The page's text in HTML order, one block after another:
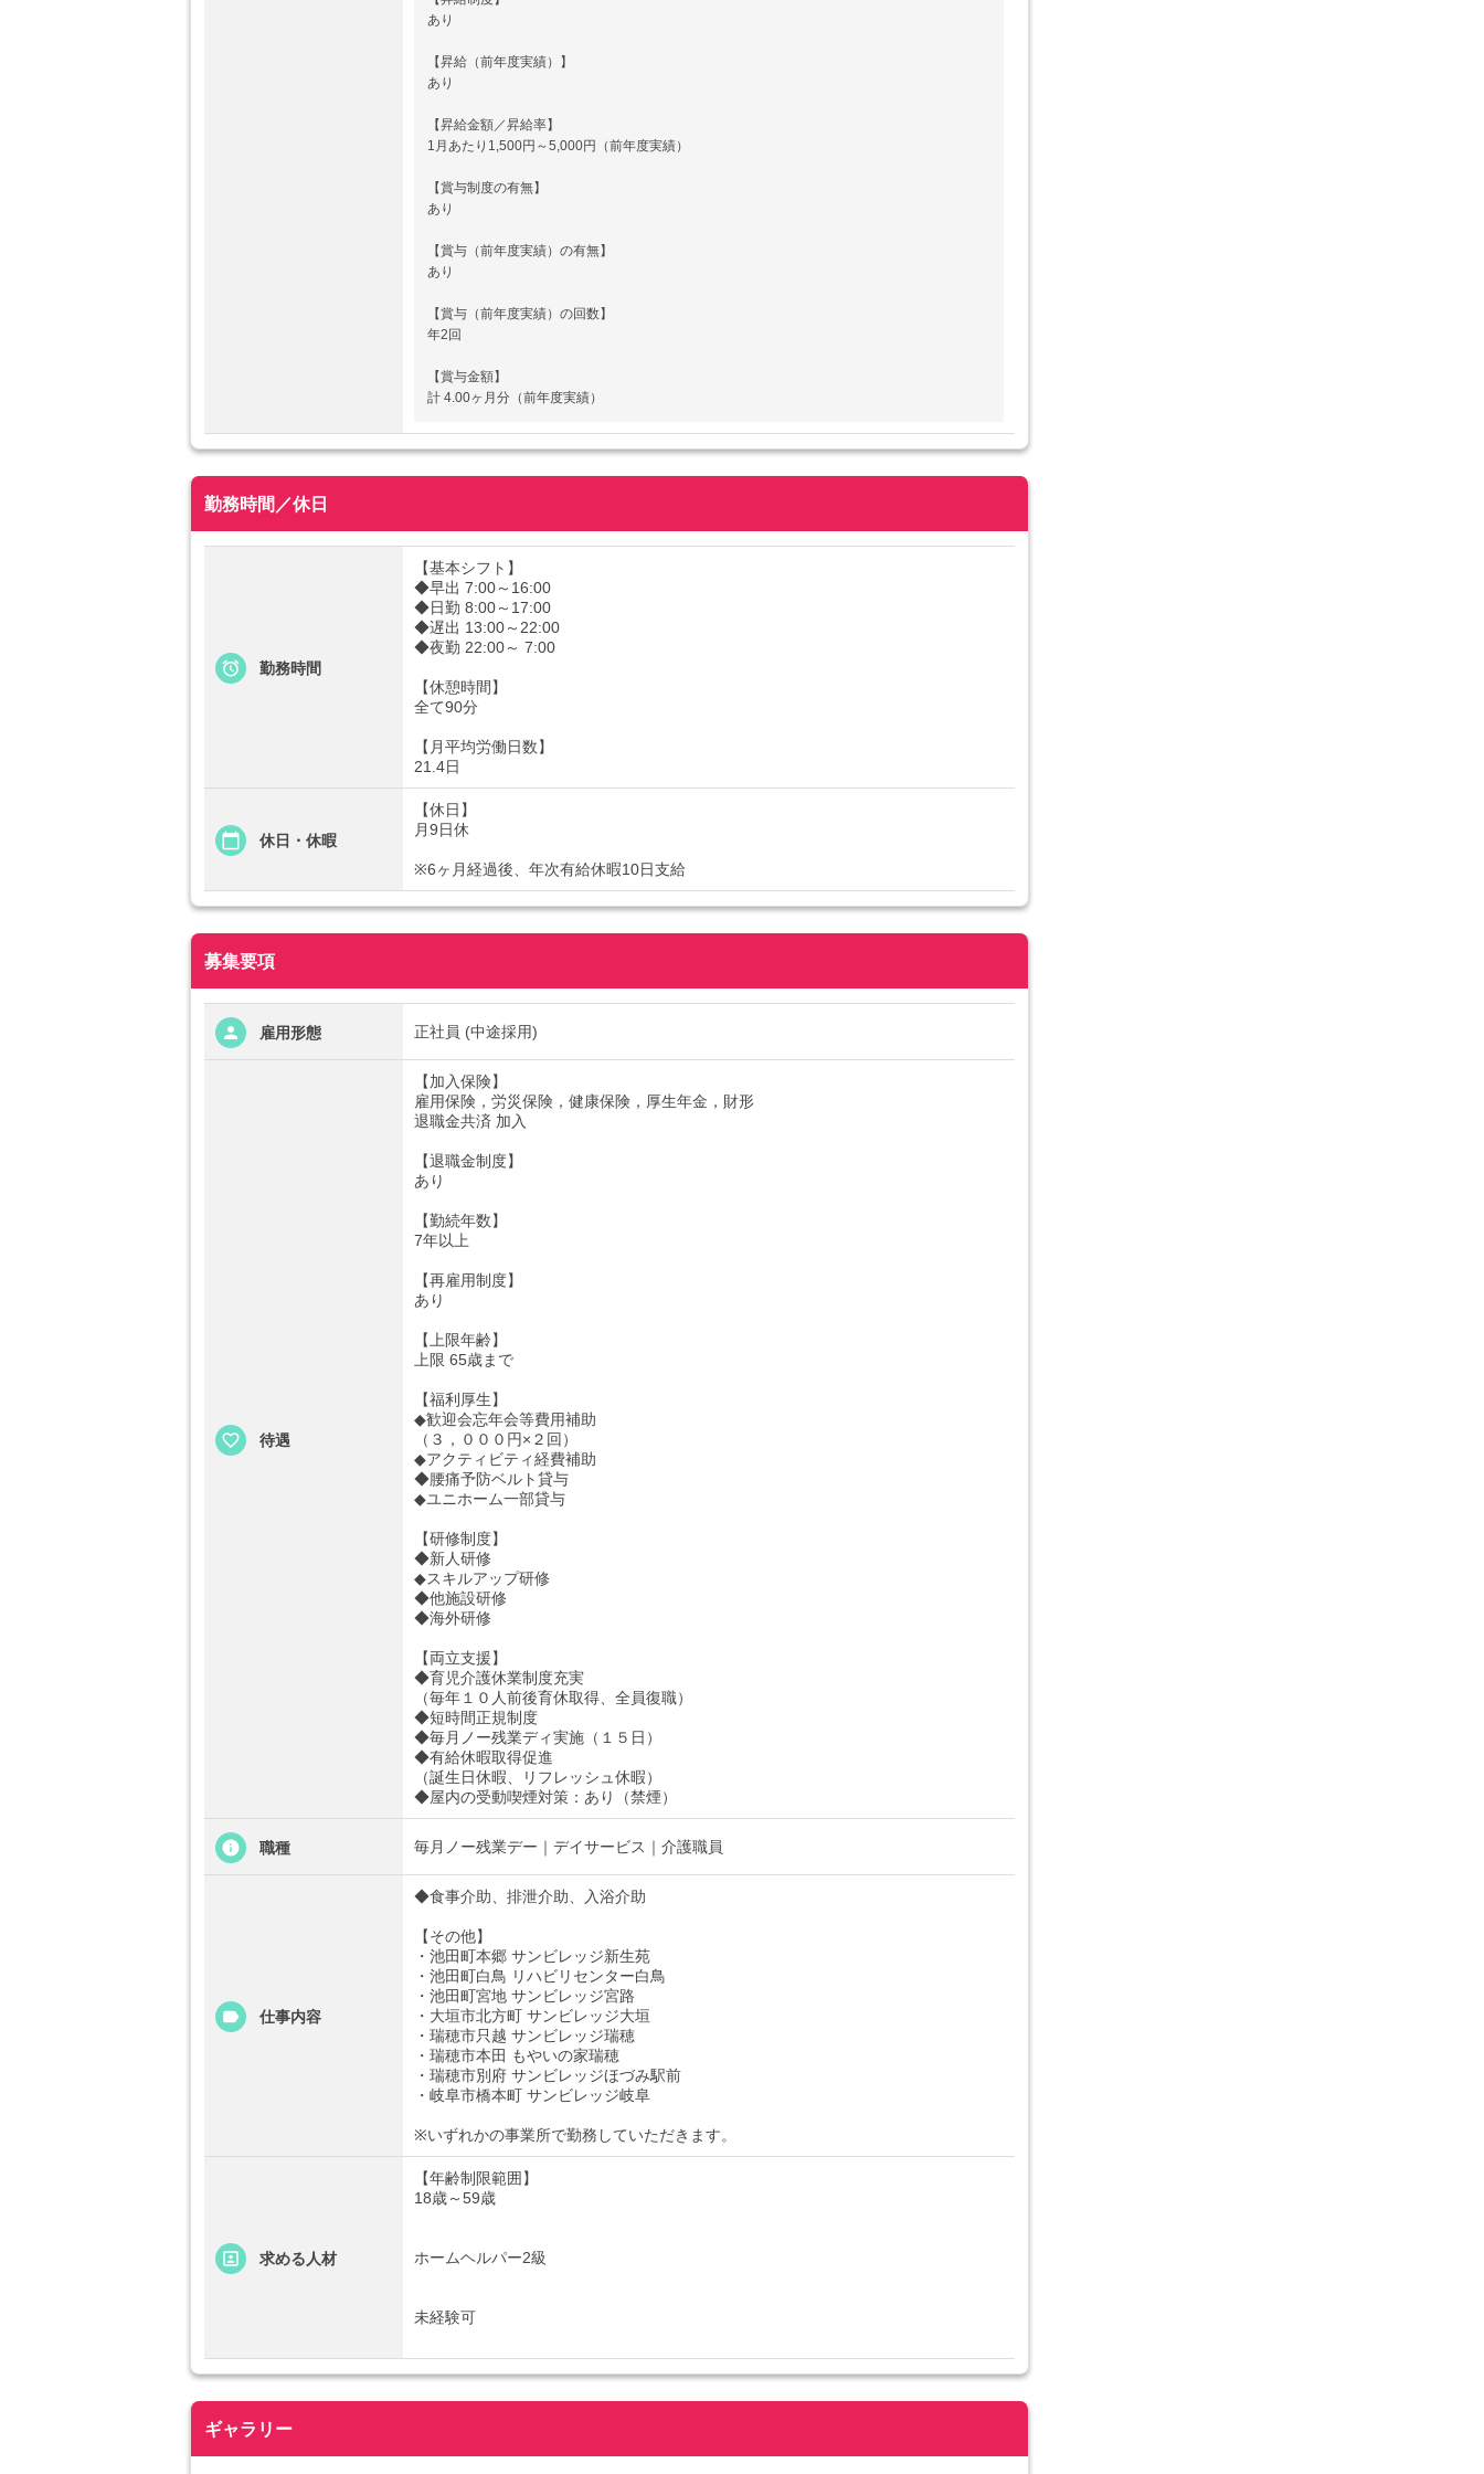
あり
【昇給（前年度実績）】
あり
【昇給金額／昇給率】
1月あたり1,500円～5,000円（前年度実績）
【賞与制度の有無】
あり
【賞与（前年度実績）の有無】
あり
【賞与（前年度実績）の回数】
年2回
【賞与金額】
計 4.00ヶ月分（前年度実績）
勤務時間／休日
勤務時間
【基本シフト】
◆早出 7:00～16:00
◆日勤 8:00～17:00
◆遅出 13:00～22:00
◆夜勤 22:00～ 7:00
【休憩時間】
全て90分
【月平均労働日数】
21.4日
休日・休暇
【休日】
月9日休
※6ヶ月経過後、年次有給休暇10日支給
募集要項
雇用形態 正社員 (中途採用)
待遇
【加入保険】
雇用保険，労災保険，健康保険，厚生年金，財形
退職金共済 加入
【退職金制度】
あり
【勤続年数】
7年以上
【再雇用制度】
あり
【上限年齢】
上限 65歳まで
【福利厚生】
◆歓迎会忘年会等費用補助
（３，０００円×２回）
◆アクティビティ経費補助
◆腰痛予防ベルト貸与
◆ユニホーム一部貸与
【研修制度】
◆新人研修
◆スキルアップ研修
◆他施設研修
◆海外研修
【両立支援】
◆育児介護休業制度充実
（毎年１０人前後育休取得、全員復職）
◆短時間正規制度
◆毎月ノー残業ディ実施（１５日）
◆有給休暇取得促進
（誕生日休暇、リフレッシュ休暇）
◆屋内の受動喫煙対策：あり（禁煙）
職種 毎月ノー残業デー｜デイサービス｜介護職員
仕事内容
◆食事介助、排泄介助、入浴介助
【その他】
・池田町本郷 サンビレッジ新生苑
・池田町白鳥 リハビリセンター白鳥
・池田町宮地 サンビレッジ宮路
・大垣市北方町 サンビレッジ大垣
・瑞穂市只越 サンビレッジ瑞穂
・瑞穂市本田 もやいの家瑞穂
・瑞穂市別府 サンビレッジほづみ駅前
・岐阜市橋本町 サンビレッジ岐阜
※いずれかの事業所で勤務していただきます。
求める人材
【年齢制限範囲】
18歳～59歳
ホームヘルパー2級
未経験可
ギャラリー